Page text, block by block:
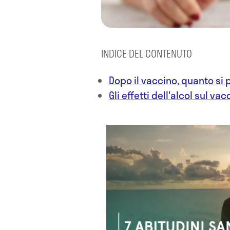
INDICE DEL CONTENUTO
Dopo il vaccino, quanto si
Gli effetti dell'alcol sul